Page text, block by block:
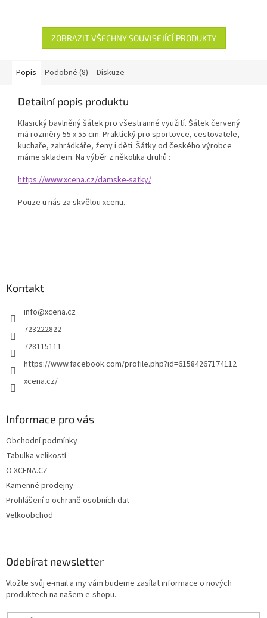
ZOBRAZIT VŠECHNY SOUVISEJÍCÍ PRODUKTY
Popis Podobné (8) Diskuze
Detailní popis produktu
Klasický bavlněný šátek pro všestranné využití. Šátek červený
má rozměry 55 x 55 cm. Praktický pro sportovce, cestovatele,
kuchaře, zahrádkáře, ženy i děti. Šátky od českého výrobce
máme skladem. Na výběr z několika druhů :
https://www.xcena.cz/damske-satky/
Pouze u nás za skvělou xcenu.
Kontakt
info@xcena.cz
723222822
728115111
https://www.facebook.com/profile.php?id=61584267174112
xcena.cz/
Informace pro vás
Obchodní podmínky
Tabulka velikostí
O XCENA.CZ
Kamenné prodejny
Prohlášení o ochraně osobních dat
Velkoobchod
Odebírat newsletter
Vložte svůj e-mail a my vám budeme zasílat informace o nových
produktech na našem e-shopu.